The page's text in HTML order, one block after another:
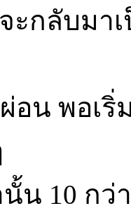
จะกลับม
อน พอเ
น 10 กว่